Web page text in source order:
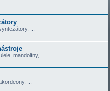
...
mandolíny, ...
...